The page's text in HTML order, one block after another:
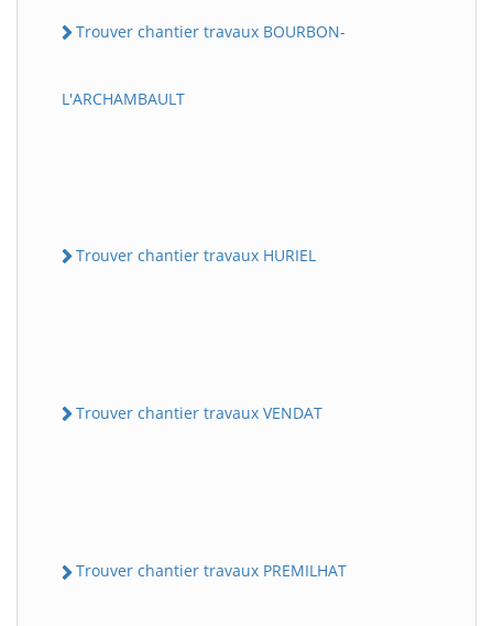
Trouver chantier travaux BOURBON-
L'ARCHAMBAULT
Trouver chantier travaux HURIEL
Trouver chantier travaux VENDAT
Trouver chantier travaux PREMILHAT